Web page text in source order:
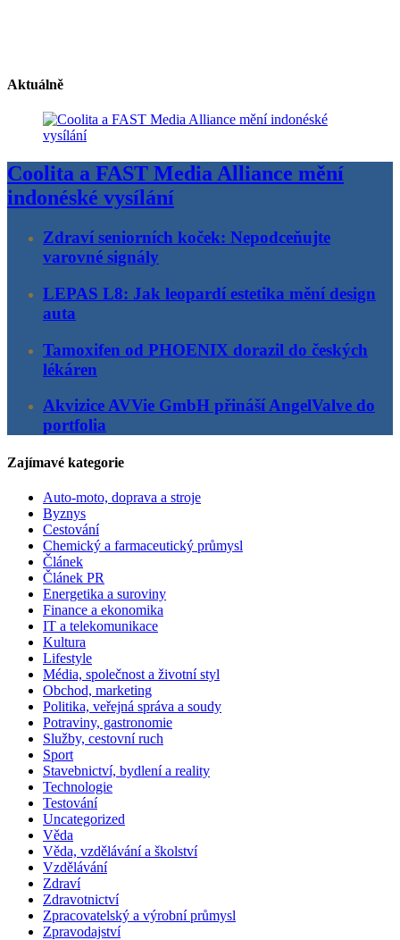
Aktuálně
Coolita a FAST Media Alliance mění
indonéské vysílání
Zdraví seniorních koček: Nepodceňujte
varovné signály
LEPAS L8: Jak leopardí estetika mění design
auta
Tamoxifen od PHOENIX dorazil do českých
lékáren
Akvizice AVVie GmbH přináší AngelValve do
portfolia
Zajímavé kategorie
Auto-moto, doprava a stroje
Byznys
Cestování
Chemický a farmaceutický průmysl
Článek
Článek PR
Energetika a suroviny
Finance a ekonomika
IT a telekomunikace
Kultura
Lifestyle
Média, společnost a životní styl
Obchod, marketing
Politika, veřejná správa a soudy
Potraviny, gastronomie
Služby, cestovní ruch
Sport
Stavebnictví, bydlení a reality
Technologie
Testování
Uncategorized
Věda
Věda, vzdělávání a školství
Vzdělávání
Zdraví
Zdravotnictví
Zpracovatelský a výrobní průmysl
Zpravodajství